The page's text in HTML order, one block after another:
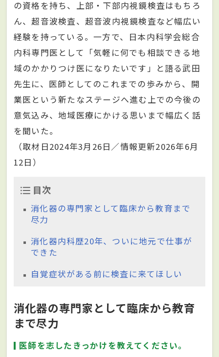
の資格を持ち、上部・下部内視鏡検査はもちろ
ん、超音波検査、超音波内視鏡検査など幅広い
経験を持っている。一方で、日本内科学会総合
内科専門医として「気軽に何でも相談できる地
域のかかりつけ医になりたいです」と語る武田
先生に、医師としてのこれまでの歩みから、開
業医という新たなステージへ進む上での今後の
意気込み、地域医療にかける思いまで幅広く話
を聞いた。
（取材日2024年3月26日／情報更新2026年6月
12日）
目次
消化器の専門家として臨床から教育まで
尽力
消化器内科歴20年、ついに地元で仕事が
できた
自覚症状がある前に検査に来てほしい
消化器の専門家として臨床から教育
まで尽力
医師を志したきっかけを教えてください。